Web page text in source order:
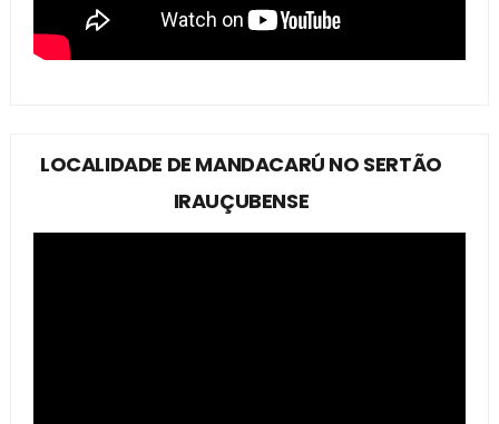
LOCALIDADE DE MANDACARÚ NO SERTÃO
IRAUÇUBENSE